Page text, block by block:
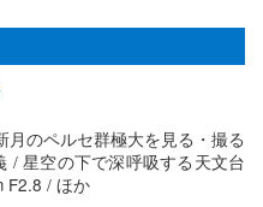
月のペルセ群極大を見る・撮る
/ 星空の下で深呼吸する天文台
F2.8 / ほか